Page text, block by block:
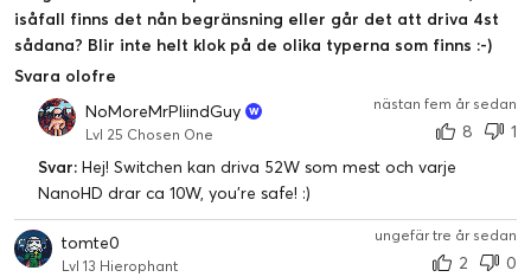
isåfall finns det nån begränsning eller går det att driva 4st
sådana? Blir inte helt klok på de olika typerna som finns :-)
Svara olofre
NoMoreMrPliindGuy
Lvl 25 Chosen One
nästan fem år sedan
8
1
Svar: Hej! Switchen kan driva 52W som mest och varje
NanoHD drar ca 10W, you're safe! :)
tomte0
Lvl 13 Hierophant
ungefär tre år sedan
2
0